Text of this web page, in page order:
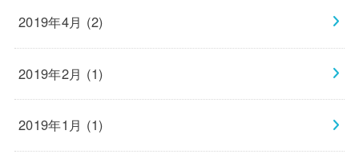
2019年4月 (2)
2019年2月 (1)
2019年1月 (1)